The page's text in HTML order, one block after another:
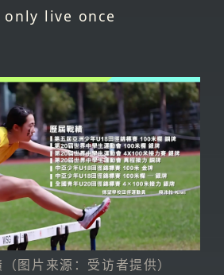
only live once
图片来源：受访者提供）